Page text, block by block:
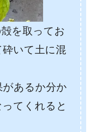
を取ってお
いて土に混
あるか分か
てくれると